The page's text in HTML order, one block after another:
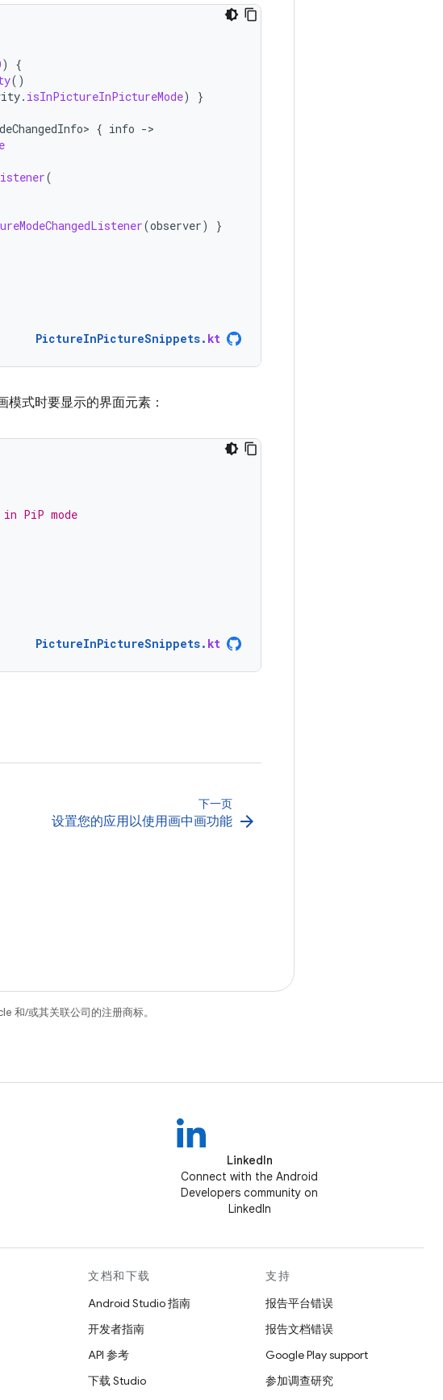
)
{
()
. isInPictureInPictureMode)
}
{ info -
(
(observer)
}
PictureInPictureSnippets. kt
模式时要显示的界面元素：
PiP mode
PictureInPictureSnippets. kt
下一页
设置您的应用以使用画中画功能 arrow_forward
和/或其关联公司的注册商标。
LinkedIn
Connect with the Android
Developers community on
LinkedIn
文档和下载
Android Studio 指南
开发者指南
API 参考
下载 Studio
支持
报告平台错误
报告文档错误
Google Play support
参加调查研究